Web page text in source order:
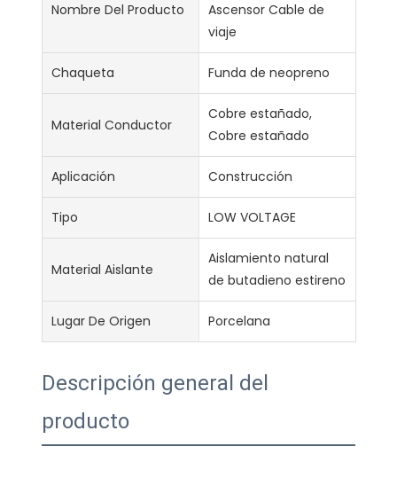
Nombre Del Producto
Ascensor Cable de
viaje
Chaqueta Funda de neopreno
Material Conductor
Cobre estañado,
Cobre estañado
Aplicación Construcción
Tipo LOW VOLTAGE
Material Aislante
Aislamiento natural
de butadieno estireno
Lugar De Origen Porcelana
Descripción general del
producto